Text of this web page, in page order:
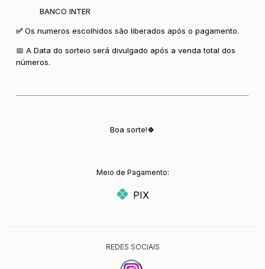
BANCO INTER
✅ Os numeros escolhidos são liberados após o pagamento.
📅 A Data do sorteio será divulgado após a venda total dos
números.
Boa sorte!🍀
Meio de Pagamento:
PIX
REDES SOCIAIS